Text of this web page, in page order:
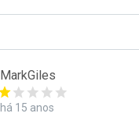
MarkGiles
há 15 anos